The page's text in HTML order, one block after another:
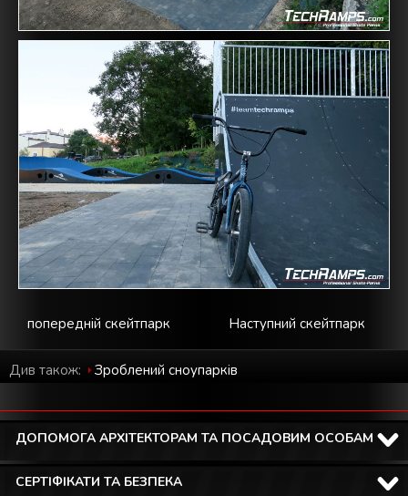
Наступний скейтпарк
попередній скейтпарк
Див також: Зроблений cноупарків
ДОПОМОГА АРХІТЕКТОРАМ ТА ПОСАДОВИМ ОСОБАМ
СЕРТІФІКАТИ ТА БЕЗПЕКА